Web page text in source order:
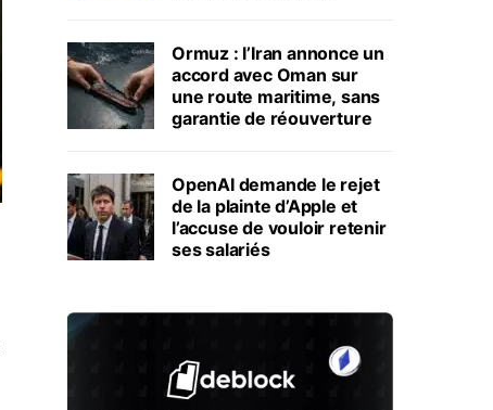
Ormuz : l’Iran annonce un
accord avec Oman sur
une route maritime, sans
garantie de réouverture
OpenAI demande le rejet
de la plainte d’Apple et
l’accuse de vouloir retenir
ses salariés